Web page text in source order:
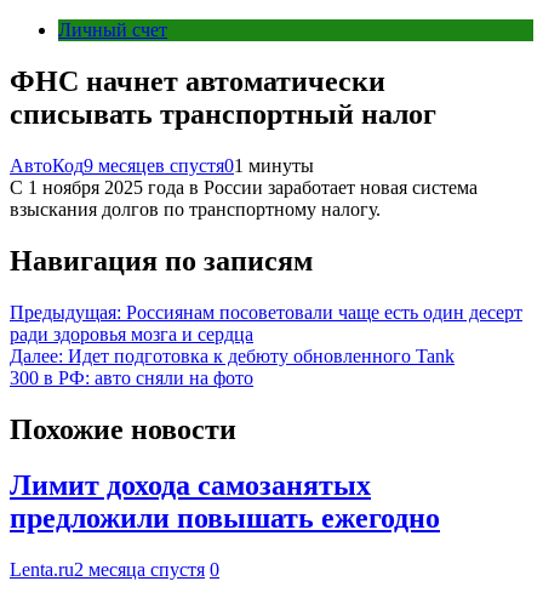
Личный счет
ФНС начнет автоматически
списывать транспортный налог
АвтоКод9 месяцев спустя01 минуты
С 1 ноября 2025 года в России заработает новая система
взыскания долгов по транспортному налогу.
Навигация по записям
Предыдущая: Россиянам посоветовали чаще есть один десерт
ради здоровья мозга и сердца
Далее: Идет подготовка к дебюту обновленного Tank
300 в РФ: авто сняли на фото
Похожие новости
Лимит дохода самозанятых
предложили повышать ежегодно
Lenta.ru2 месяца спустя 0